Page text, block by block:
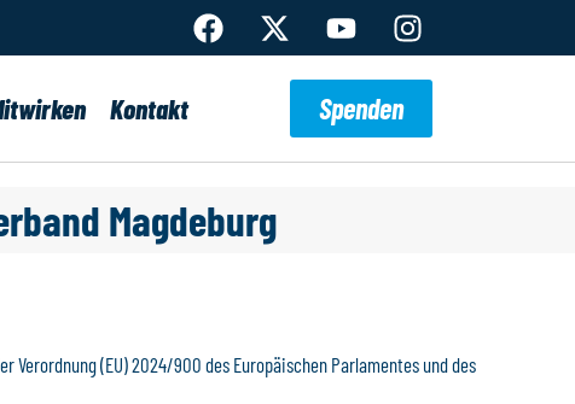
Kontakt Spenden
Magdeburg
Verordnung (EU) 2024/900 des Europäischen Parlamentes und des